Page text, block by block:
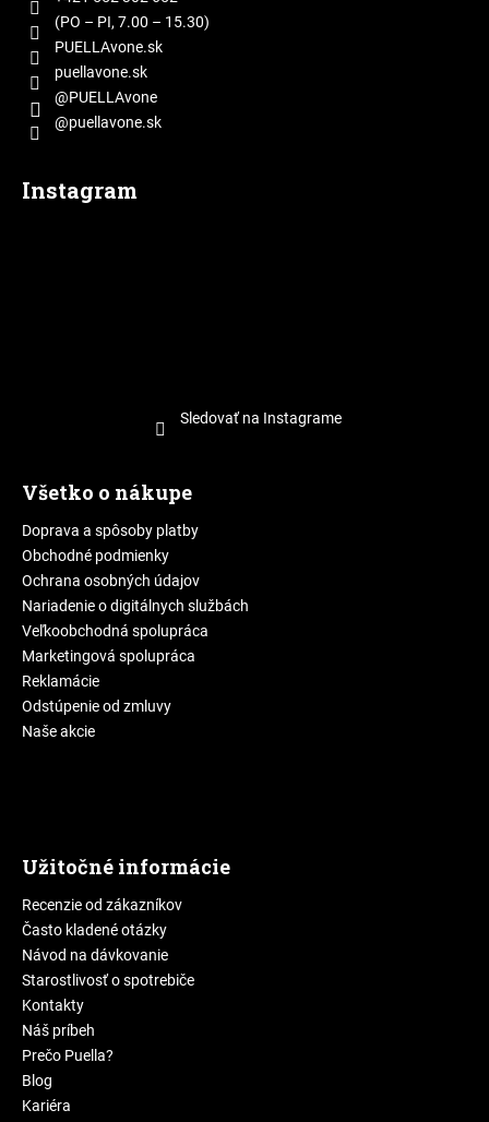
(PO – PI, 7.00 – 15.30)
PUELLAvone.sk
puellavone.sk
@PUELLAvone
@puellavone.sk
Instagram
Sledovať na Instagrame
Všetko o nákupe
Doprava a spôsoby platby
Obchodné podmienky
Ochrana osobných údajov
Nariadenie o digitálnych službách
Veľkoobchodná spolupráca
Marketingová spolupráca
Reklamácie
Odstúpenie od zmluvy
Naše akcie
Užitočné informácie
Recenzie od zákazníkov
Často kladené otázky
Návod na dávkovanie
Starostlivosť o spotrebiče
Kontakty
Náš príbeh
Prečo Puella?
Blog
Kariéra